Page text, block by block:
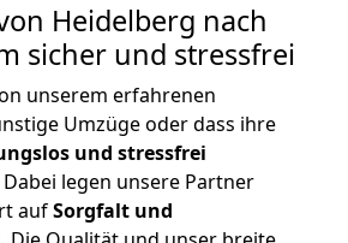
Heidelberg nach
sicher und stressfrei
unserem erfahrenen
Umzüge oder dass ihre
und stressfrei
legen unsere Partner
aufSorgfalt und